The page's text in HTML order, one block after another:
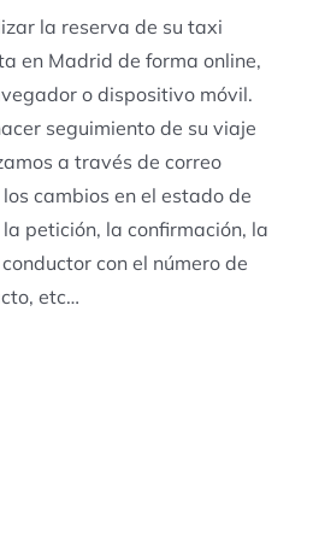
la reserva de su taxi
en Madrid de forma online,
o dispositivo móvil.
seguimiento de su viaje
a través de correo
cambios en el estado de
petición, la confirmación, la
con el número de
etc…